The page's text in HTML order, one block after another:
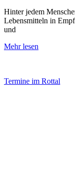
Hinter jedem
Lebensmitteln in
und
Mehr lesen
Termine im Rottal